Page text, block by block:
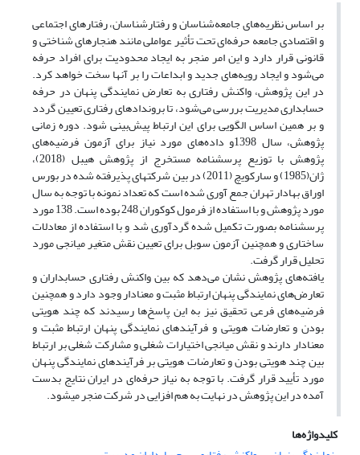
بر اساس نظریه‌های جامعه‌شناسان و رفتارشناسان، رفتارهای اجتماعی
و اقتصادی جامعه حرفه‌ای تحت تأثیر عواملی مانند هنجارهای شناختی و
قانونی قرار دارد و این امر منجر به ایجاد محدودیت برای افراد حرفه
می‌شود و ایجاد رویه‌های جدید و ابداعات را بر آنها سخت خواهد کرد.
در این پژوهش، واکنش رفتاری به تعارض نمایندگی پنهان در حرفه
حسابداری مدیریت بررسی می‌‌شود، تا بروندادهای رفتاری تعیین گردد
و بر همین اساس الگویی برای این ارتباط پیش‌بینی شود. دوره زمانی
پژوهش، سال 1398و داده‌های مورد نیاز برای آزمون فرضیه‌های
پژوهش با توزیع پرسشنامه مستخرج از پژوهش هیبل (2018)،
ژان(1985) و سارکویچ (2011) در بین شرکتهای پذیرفته شده در بورس
اوراق بهادار تهران جمع آوری شده است که تعداد نمونه با توجه به سال
مورد پژوهش و با استفاده از فرمول کوکوران 248 بوده است. 138 مورد
پرسشنامه بصورت تکمیل شده گردآوری شد و با استفاده از معادلات
ساختاری و همچنین آزمون سوبل برای تعیین نقش متغیر میانجی مورد
تحلیل قرار گرفت.
یافته‌های پژوهش نشان می‌دهد که بین واکنش رفتاری حسابداران و
تعارض‌های نمایندگی پنهان ارتباط مثبت و معنادار وجود دارد و همچنین
فرضیه‌های فرعی تحقیق نیز به این پاسخ‌ها رسیدند که چند هویتی
بودن و تعارضات هویتی و فرآیندهای نمایندگی پنهان ارتباط مثبت و
معنادار دارند و نقش میانجی اختیارات شغلی و مشارکت شغلی بر ارتباط
بین چند هویتی بودن و تعارضات هویتی بر فرآیندهای نمایندگی پنهان
مورد تأیید قرار گرفت. با توجه به نیاز حرفه‌ای در ایران نتایج بدست
آمده در این پژوهش در نهایت به هم افزایی در شرکت منجر میشود.
کلیدواژه‌ها